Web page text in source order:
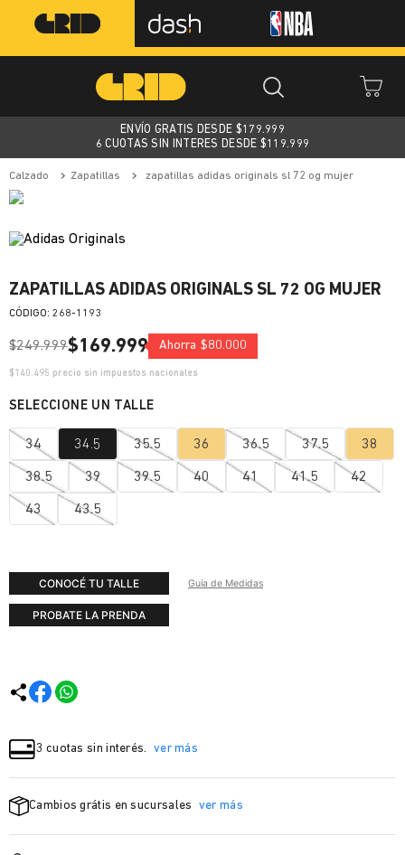
ENVÍO GRATIS DESDE $179.999
6 CUOTAS SIN INTERES DESDE $119.999
calzado zapatillas zapatillas adidas originals sl 72 og mujer
ZAPATILLAS ADIDAS ORIGINALS SL 72 OG MUJER
: 268-1193
$249.999$169.999 Ahorra $80.000
$140.495 precio sin impuestos nacionales
34 34.5 35.5 36 36.5 37.5 38
38.5 39 39.5 40 41 41.5 42
43 43.5
CONOCÉ TU TALLE Guía de Medidas
PROBATE LA PRENDA
3 cuotas sin interés. ver más
Cambios grátis en sucursales ver más